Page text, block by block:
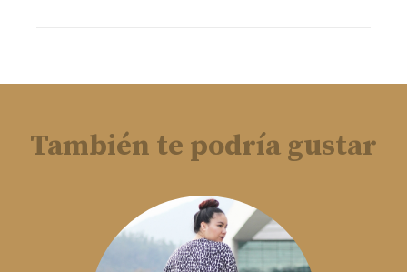
También te podría gustar